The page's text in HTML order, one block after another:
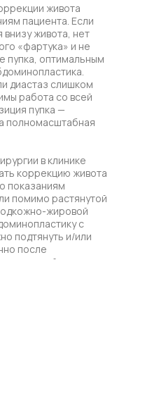
живота
пациента. Если
живота, нет
«фартука» и не
пупка, оптимальным
диастаз слишком
работа со всей
пупка —
полномасштабная
в клинике
коррекцию живота
показаниям
помимо растянутой
жировой
с
подтянуть и/или
после